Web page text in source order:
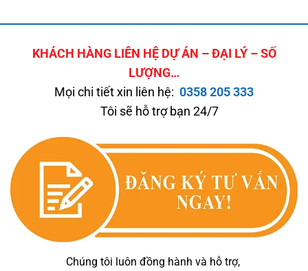
KHÁCH HÀNG LIÊN HỆ DỰ ÁN – ĐẠI LÝ – SỐ
LƯỢNG…
Mọi chi tiết xin liên hệ: 0358 205 333
Tôi sẽ hỗ trợ bạn 24/7
Chúng tôi luôn đồng hành và hỗ trợ,